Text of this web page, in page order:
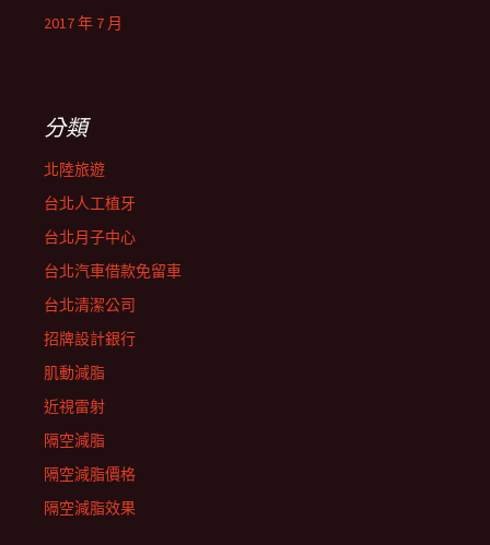
2017 年 7 月
分類
北陸旅遊
台北人工植牙
台北月子中心
台北汽車借款免留車
台北清潔公司
招牌設計銀行
肌動減脂
近視雷射
隔空減脂
隔空減脂價格
隔空減脂效果